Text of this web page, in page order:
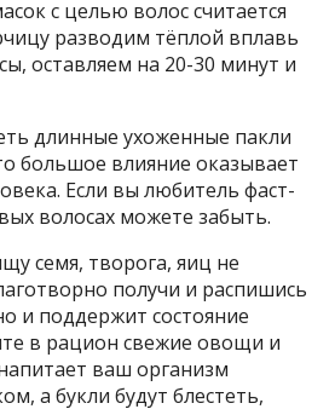
с целью волос считается
разводим тёплой вплавь
оставляем на 20-30 минут и
длинные ухоженные пакли
большое влияние оказывает
Если вы любитель фаст-
волосах можете забыть.
семя, творога, яиц не
получи и распишись
и поддержит состояние
в рацион свежие овощи и
ваш организм
а букли будут блестеть,